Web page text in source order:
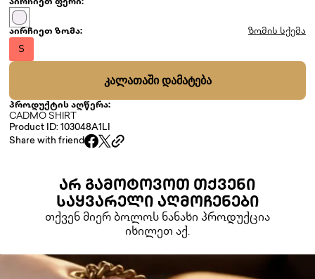
აირჩიეთ ფერი:
აირჩიეთ ზომა: ზომის სქემა
S
ᲙᲐᲚᲐᲗᲐᲨᲘ ᲓᲐᲛᲐᲢᲔᲑᲐ
პროდუქტის აღწერა:
CADMO SHIRT
Product ID: 103048A1LI
Share with friend
ᲐᲠ ᲒᲐᲛᲝᲢᲝᲕᲝᲗ ᲗᲥᲕᲔᲜᲘ
ᲡᲐᲧᲕᲐᲠᲔᲚᲘ ᲐᲦᲛᲝᲩᲔᲜᲔᲑᲘ
თქვენ მიერ ბოლოს ნანახი პროდუქცია
იხილეთ აქ.